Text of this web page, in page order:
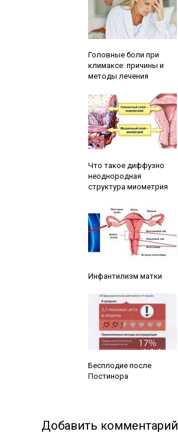
Головные боли при
климаксе: причины и
методы лечения
Что такое диффузно
неоднородная
структура миометрия
Инфантилизм матки
Бесплодие после
Постинора
Добавить комментарий